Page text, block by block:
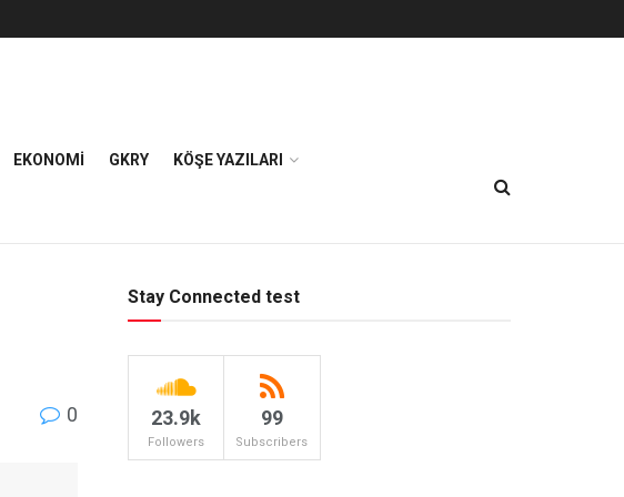
EKONOMI GKRY KÖŞE YAZILARI
0
Stay Connected test
23.9k
Followers
99
Subscribers